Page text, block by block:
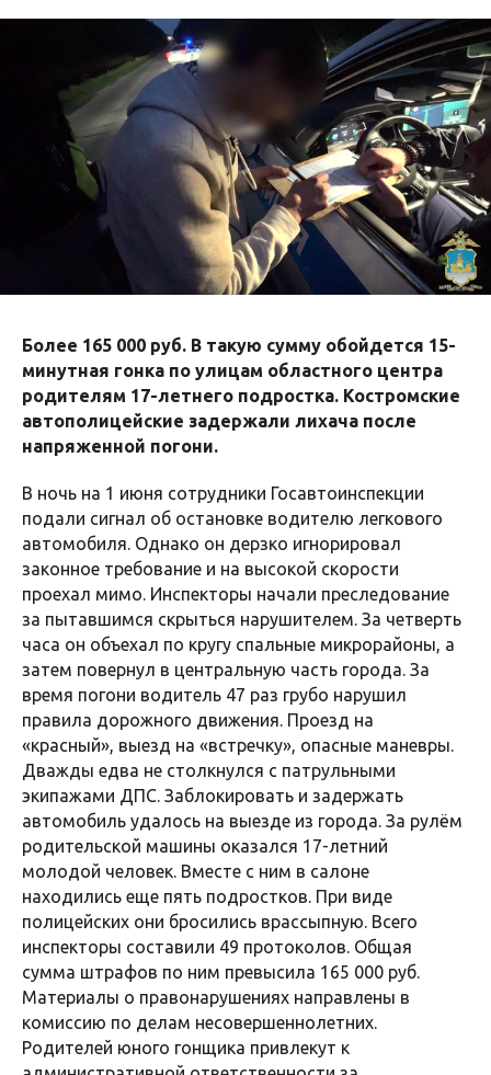
Более 165 000 руб. В такую сумму обойдется 15-
минутная гонка по улицам областного центра
родителям 17-летнего подростка. Костромские
автополицейские задержали лихача после
напряженной погони.
В ночь на 1 июня сотрудники Госавтоинспекции
подали сигнал об остановке водителю легкового
автомобиля. Однако он дерзко игнорировал
законное требование и на высокой скорости
проехал мимо. Инспекторы начали преследование
за пытавшимся скрыться нарушителем. За четверть
часа он объехал по кругу спальные микрорайоны, а
затем повернул в центральную часть города. За
время погони водитель 47 раз грубо нарушил
правила дорожного движения. Проезд на
«красный», выезд на «встречку», опасные маневры.
Дважды едва не столкнулся с патрульными
экипажами ДПС. Заблокировать и задержать
автомобиль удалось на выезде из города. За рулём
родительской машины оказался 17-летний
молодой человек. Вместе с ним в салоне
находились еще пять подростков. При виде
полицейских они бросились врассыпную. Всего
инспекторы составили 49 протоколов. Общая
сумма штрафов по ним превысила 165 000 руб.
Материалы о правонарушениях направлены в
комиссию по делам несовершеннолетних.
Родителей юного гонщика привлекут к